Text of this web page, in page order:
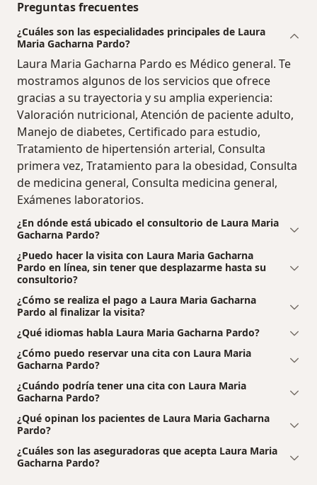
Preguntas frecuentes
¿Cuáles son las especialidades principales de Laura
Maria Gacharna Pardo?
Laura Maria Gacharna Pardo es Médico general. Te
mostramos algunos de los servicios que ofrece
gracias a su trayectoria y su amplia experiencia:
Valoración nutricional, Atención de paciente adulto,
Manejo de diabetes, Certificado para estudio,
Tratamiento de hipertensión arterial, Consulta
primera vez, Tratamiento para la obesidad, Consulta
de medicina general, Consulta medicina general,
Exámenes laboratorios.
¿En dónde está ubicado el consultorio de Laura Maria
Gacharna Pardo?
¿Puedo hacer la visita con Laura Maria Gacharna
Pardo en línea, sin tener que desplazarme hasta su
consultorio?
¿Cómo se realiza el pago a Laura Maria Gacharna
Pardo al finalizar la visita?
¿Qué idiomas habla Laura Maria Gacharna Pardo?
¿Cómo puedo reservar una cita con Laura Maria
Gacharna Pardo?
¿Cuándo podría tener una cita con Laura Maria
Gacharna Pardo?
¿Qué opinan los pacientes de Laura Maria Gacharna
Pardo?
¿Cuáles son las aseguradoras que acepta Laura Maria
Gacharna Pardo?